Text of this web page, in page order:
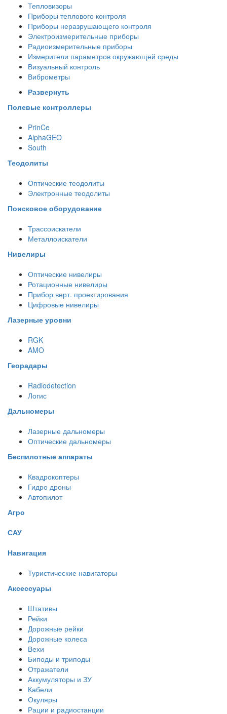
Тепловизоры
Приборы теплового контроля
Приборы неразрушающего контроля
Электроизмерительные приборы
Радиоизмерительные приборы
Измерители параметров окружающей среды
Визуальный контроль
Виброметры
Развернуть
Полевые контроллеры
PrinCe
AlphaGEO
South
Теодолиты
Оптические теодолиты
Электронные теодолиты
Поисковое оборудование
Трассоискатели
Металлоискатели
Нивелиры
Оптические нивелиры
Ротационные нивелиры
Прибор верт. проектирования
Цифровые нивелиры
Лазерные уровни
RGK
AMO
Георадары
Radiodetection
Логис
Дальномеры
Лазерные дальномеры
Оптические дальномеры
Беспилотные аппараты
Квадрокоптеры
Гидро дроны
Автопилот
Агро
САУ
Навигация
Туристические навигаторы
Аксессуары
Штативы
Рейки
Дорожные рейки
Дорожные колеса
Вехи
Биподы и триподы
Отражатели
Аккумуляторы и ЗУ
Кабели
Окуляры
Рации и радиостанции